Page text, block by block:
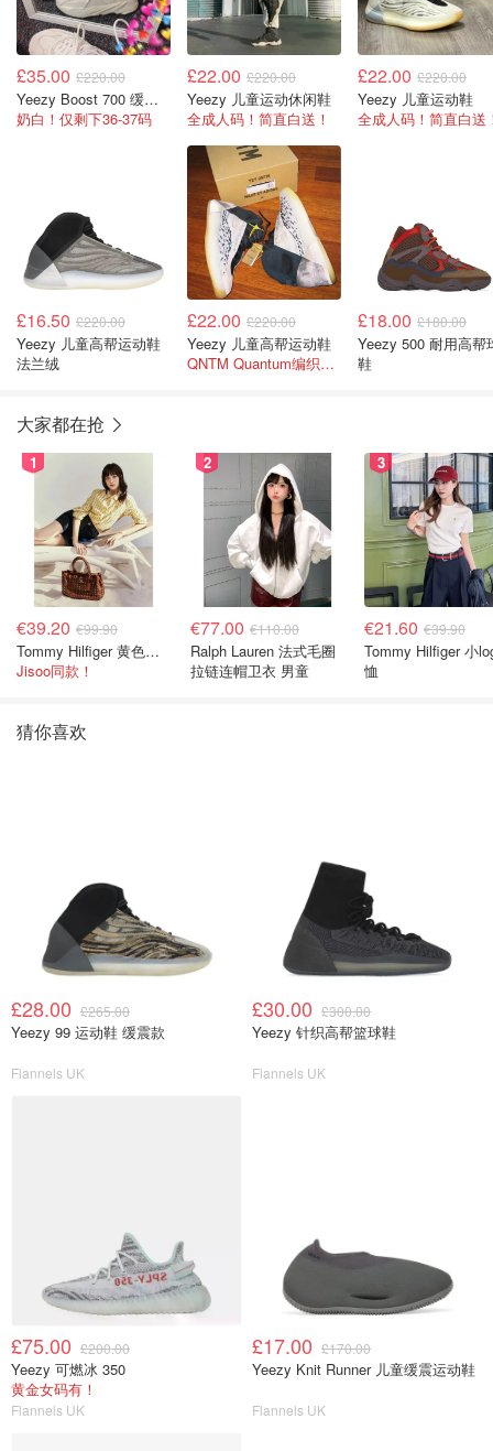
£35.00 £220.00
Yeezy Boost 700 缓震休闲鞋
奶白！仅剩下36-37码
£22.00 £220.00
Yeezy 儿童运动休闲鞋
全成人码！简直白送！
£22.00 £220.00
Yeezy 儿童运动鞋
全成人码！简直白送
£16.50 £220.00
Yeezy 儿童高帮运动鞋
法兰绒
£22.00 £220.00
Yeezy 儿童高帮运动鞋
QNTM Quantum编织纹理
£18.00 £180.00
Yeezy 500 耐用高帮球
鞋
大家都在抢
1
€39.20 €99.90
Tommy Hilfiger 黄色条纹衬衫
Jisoo同款！
2
€77.00 €110.00
Ralph Lauren 法式毛圈
拉链连帽卫衣 男童
3
€21.60 €39.90
Tommy Hilfiger 小
恤
猜你喜欢
£28.00 £265.00
Yeezy 99 运动鞋 缓震款
Flannels UK
£30.00 £300.00
Yeezy 针织高帮篮球鞋
Flannels UK
£75.00 £200.00
Yeezy 可燃冰 350
黄金女码有！
Flannels UK
£17.00 £170.00
Yeezy Knit Runner 儿童缓震运动鞋
Flannels UK